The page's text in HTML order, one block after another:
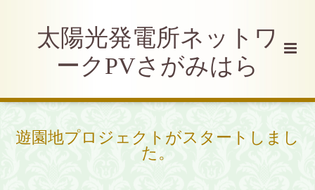
太陽光発電所ネットワ
ークPVさがみはら
遊園地プロジェクトがスタートしまし
た。